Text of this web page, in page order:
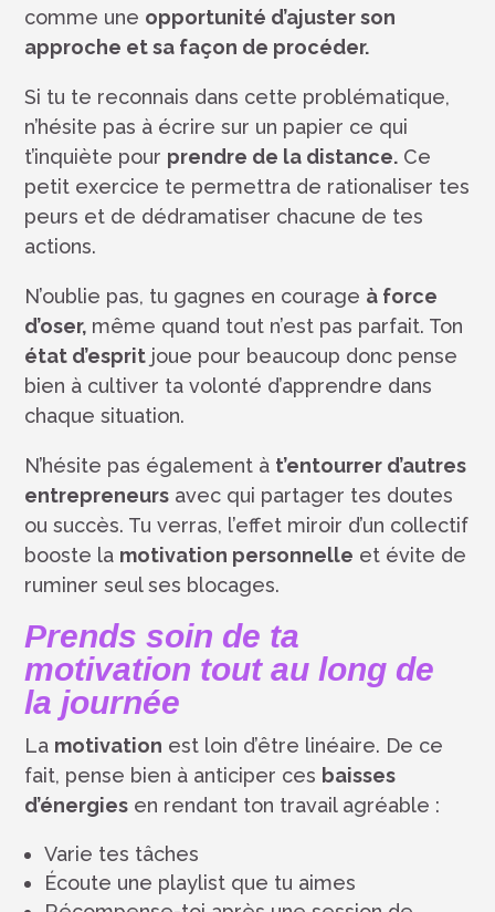
comme une opportunité d’ajuster son
approche et sa façon de procéder.
Si tu te reconnais dans cette problématique,
n’hésite pas à écrire sur un papier ce qui
t’inquiète pour prendre de la distance. Ce
petit exercice te permettra de rationaliser tes
peurs et de dédramatiser chacune de tes
actions.
N’oublie pas, tu gagnes en courage à force
d’oser, même quand tout n’est pas parfait. Ton
état d’esprit joue pour beaucoup donc pense
bien à cultiver ta volonté d’apprendre dans
chaque situation.
N’hésite pas également à t’entourrer d’autres
entrepreneurs avec qui partager tes doutes
ou succès. Tu verras, l’effet miroir d’un collectif
booste la motivation personnelle et évite de
ruminer seul ses blocages.
Prends soin de ta
motivation tout au long de
la journée
La motivation est loin d’être linéaire. De ce
fait, pense bien à anticiper ces baisses
d’énergies en rendant ton travail agréable :
Varie tes tâches
Écoute une playlist que tu aimes